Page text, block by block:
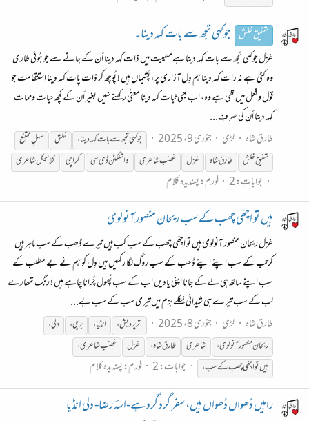
شفیق خلش جوكہی تجھ سے بات كہہ دينا۔
غزل جوكہی تجھ سے بات كہہ دينا ہےمصيبت میں ذات كہہ دینا أن كے جانے سے جو ہُوئی طارى
وه كٹی ہے نہ رات كہہ دینا ہم دِل آزارى پر، پَشیماں ہیں ! پُوچھ كر ذات پات كہہ دينا اِستتقامت جو
قول و فعل میں تھى ہے وه، اب بھى ثبات كہہ دينا معنٰی ركھتے نہیں بغیر أن كے کچھ حيات وممات
كہہ دينا أن كى صرفِ...
طارق شاہ
لڑی جنوری 9، 2025 جوكہی تجھ سے بات كہہ دينا، خلش
سہلِ ممتنع
شفیق خلش
طارق شاہ غزل غضب شاعری واشنگٹن ڈی سی کراچی کلاسیکل شاعری
جوابات: 2 فورم:پسندیدہ کلام
ہیں تو اچھّی چھب کے سب ریحان منصور آنولوی
غزل ریحان منصور آنولوی ہیں تو اچھّی چھب کے سب کب ہیں تیرے ڈھب کے سب ماہر ہیں
کرتب کے سب اپنے اپنے ڈھب کے سب روگ لگا رکھیں ہیں دِل کو ہم نے بے مطلب کے
سب اپنے ساتھ ہی لے کے جانا اپنی یادیں اب کے سب پُھول چُرانا چاہے ہیں ! رنگ تمھارے
لب کے سب تیرے ہی شیدائی نِکلے بزم میں تیری سب کے سب بے...
طارق شاہ
لڑی جنوری 8، 2025 اترپردیش، انڈیا، بریلی،
دلی،
ریحان منصور آنولوی،
شاعری طارق شاہ، غزل
غضب شاعری،
ہیں تو اچھّی چھب کے سب،
جوابات: 2 فورم:پسندیدہ کلام
راہیں دُھواں دُھواں ہیں، سفر گرد گرد ہے-اسدؔ رضا- دلی انڈیا